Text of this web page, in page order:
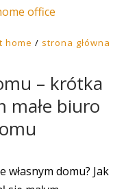
home / strona główna
– krótka
małe biuro
własnym domu? Jak